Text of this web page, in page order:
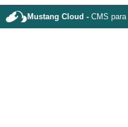
Mustang Cloud - CMS